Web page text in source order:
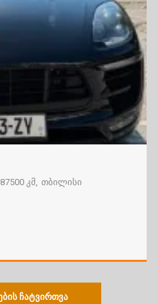
87500 კმ თბილისი